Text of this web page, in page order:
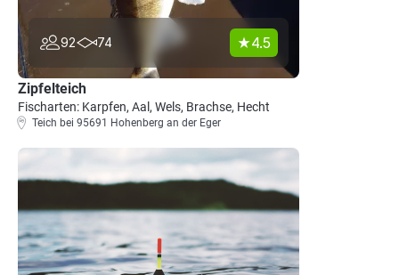
92 74 4.5
Zipfelteich
Fischarten: Karpfen, Aal, Wels, Brachse, Hecht
Teich bei 95691 Hohenberg an der Eger